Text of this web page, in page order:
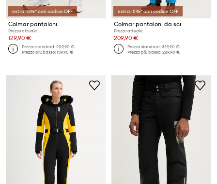
extra -5%* con codice OFF
Colmar pantaloni
Prezzo attuale:
129,90 €
Prezzo standard:209,90 €
Prezzo più basso:139,90 €
extra -5%* con codice OFF
Colmar pantaloni da sci
Prezzo attuale:
209,90 €
Prezzo standard:329,90 €
Prezzo più basso:229,90 €